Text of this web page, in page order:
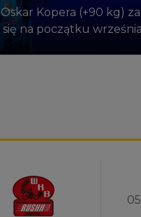
Kopera (+90 kg)
na początku